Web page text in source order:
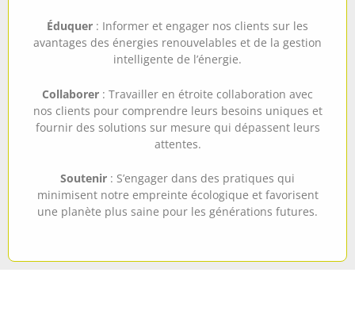
Éduquer : Informer et engager nos clients sur les
avantages des énergies renouvelables et de la gestion
intelligente de l’énergie.
Collaborer : Travailler en étroite collaboration avec
nos clients pour comprendre leurs besoins uniques et
fournir des solutions sur mesure qui dépassent leurs
attentes.
Soutenir : S’engager dans des pratiques qui
minimisent notre empreinte écologique et favorisent
une planète plus saine pour les générations futures.